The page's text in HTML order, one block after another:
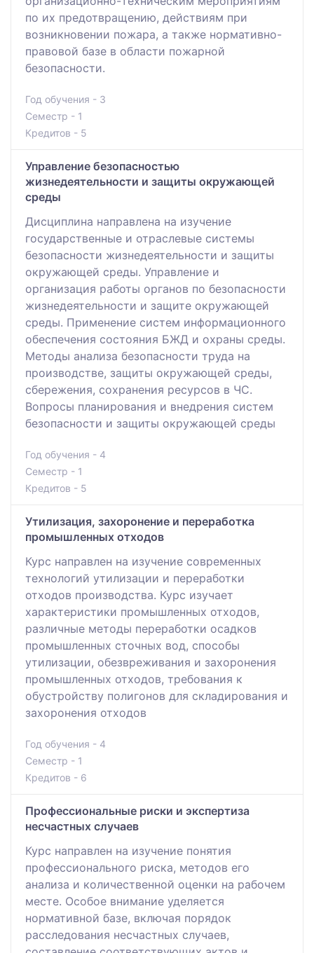
по их предотвращению, действиям при
возникновении пожара, а также нормативно-
правовой базе в области пожарной
безопасности.
Год обучения - 3
Семестр - 1
Кредитов - 5
Управление безопасностью
жизнедеятельности и защиты окружающей
среды
Дисциплина направлена на изучение
государственные и отраслевые системы
безопасности жизнедеятельности и защиты
окружающей среды. Управление и
организация работы органов по безопасности
жизнедеятельности и защите окружающей
среды. Применение систем информационного
обеспечения состояния БЖД и охраны среды.
Методы анализа безопасности труда на
производстве, защиты окружающей среды,
сбережения, сохранения ресурсов в ЧС.
Вопросы планирования и внедрения систем
безопасности и защиты окружающей среды
Год обучения - 4
Семестр - 1
Кредитов - 5
Утилизация, захоронение и переработка
промышленных отходов
Курс направлен на изучение современных
технологий утилизации и переработки
отходов производства. Курс изучает
характеристики промышленных отходов,
различные методы переработки осадков
промышленных сточных вод, способы
утилизации, обезвреживания и захоронения
промышленных отходов, требования к
обустройству полигонов для складирования и
захоронения отходов
Год обучения - 4
Семестр - 1
Кредитов - 6
Профессиональные риски и экспертиза
несчастных случаев
Курс направлен на изучение понятия
профессионального риска, методов его
анализа и количественной оценки на рабочем
месте. Особое внимание уделяется
нормативной базе, включая порядок
расследования несчастных случаев,